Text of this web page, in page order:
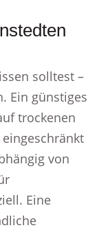
solltest –
Ein günstiges
trockenen
von
Eine